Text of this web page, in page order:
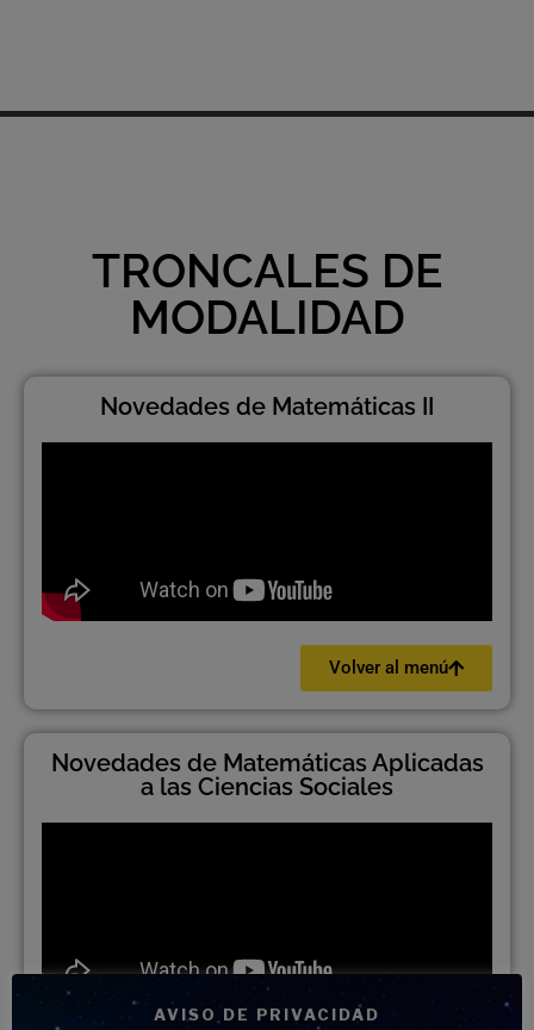
TRONCALES DE
MODALIDAD
Novedades de Matemáticas II
Volver al menú
Novedades de Matemáticas Aplicadas
a las Ciencias Sociales
AVISO DE PRIVACIDAD